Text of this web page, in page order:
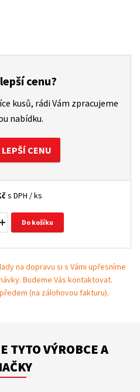
cenu?
kusů, rádi Vám zpracujeme
nabídku.
CENU
s DPH / ks
Do košíku
na dopravu si s Vámi upřesníme
Budeme Vás kontaktovat.
(na zálohovou fakturu).
TYTO VÝROBCE A